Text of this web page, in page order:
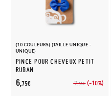
(10 COULEURS) (TAILLE UNIQUE -
UNIQUE)
PINCE POUR CHEVEUX PETIT
RUBAN
7,50€ (-10%)
6,75€